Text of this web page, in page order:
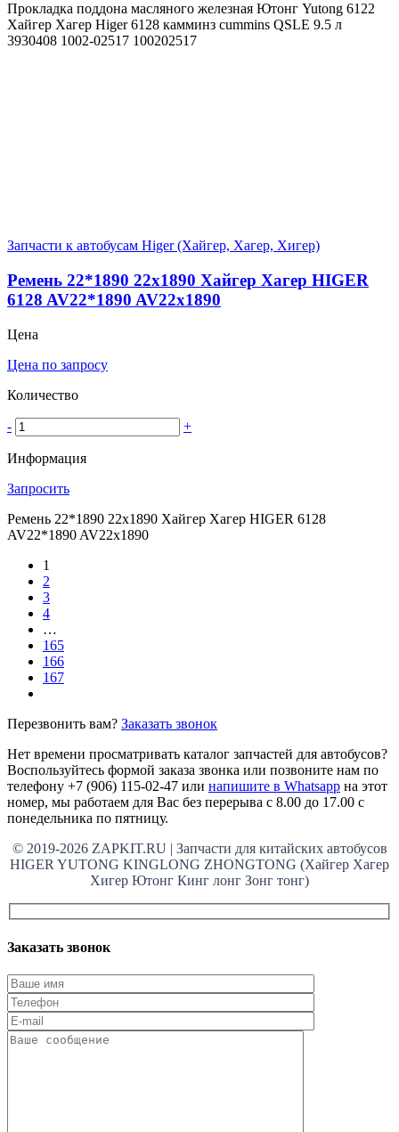
Прокладка поддона масляного железная Ютонг Yutong 6122
Хайгер Хагер Higer 6128 камминз сummins QSLE 9.5 л
3930408 1002-02517 100202517
Запчасти к автобусам Higer (Хайгер, Хагер, Хигер)
Ремень 22*1890 22х1890 Хайгер Хагер HIGER
6128 AV22*1890 AV22х1890
Цена
Цена по запросу
Количество
- +
Информация
Запросить
Ремень 22*1890 22х1890 Хайгер Хагер HIGER 6128
AV22*1890 AV22х1890
1
2
3
4
…
165
166
167
Перезвонить вам? Заказать звонок
Нет времени просматривать каталог запчастей для автобусов?
Воспользуйтесь формой заказа звонка или позвоните нам по
телефону +7 (906) 115-02-47 или напишите в Whatsapp на этот
номер, мы работаем для Вас без перерыва с 8.00 до 17.00 с
понедельника по пятницу.
© 2019-2026 ZAPKIT.RU | Запчасти для китайских автобусов
HIGER YUTONG KINGLONG ZHONGTONG (Хайгер Хагер
Хигер Ютонг Кинг лонг Зонг тонг)
Заказать звонок